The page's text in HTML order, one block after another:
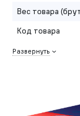
Вес товара
Код товара
Развернуть